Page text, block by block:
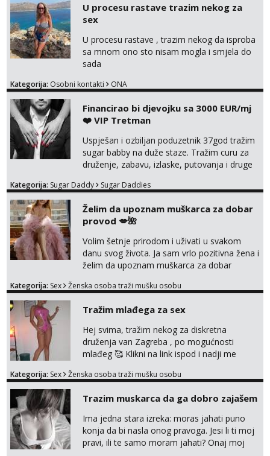
U procesu rastave trazim nekog za
sex
U procesu rastave , trazim nekog da isproba
sa mnom ono sto nisam mogla i smjela do
sada
Kategorija: Osobni kontakti ONA
Financirao bi djevojku sa 3000 EUR/mj
❤️ VIP Tretman
Uspješan i ozbiljan poduzetnik 37god tražim
sugar babby na duže staze. Tražim curu za
druženje, zabavu, izlaske, putovanja i druge
otvorena, komunikativna, zgodna i atraktivna
markodalic37@gmail.com
Kategorija: Sugar Daddy Sugar Daddies
Želim da upoznam muškarca za dobar
provod 💋🌺
Volim šetnje prirodom i uživati u svakom
danu svog života. Ja sam vrlo pozitivna žena i
želim da upoznam muškarca za dobar
na link ispod i nadji me tamo, cekam te!
Kategorija: Sex Ženska osoba traži mušku osobu
Tražim mlađega za sex
Hej svima, tražim nekog za diskretna
druženja van Zagreba , po mogućnosti
mlađeg 🥰 Klikni na link ispod i nadji me
Kategorija: Sex Ženska osoba traži mušku osobu
Trazim muskarca da ga dobro zajašem
Ima jedna stara izreka: moras jahati puno
konja da bi nasla onog pravoga. Jesi li ti moj
pravi, ili te samo moram jahati? Onaj moj